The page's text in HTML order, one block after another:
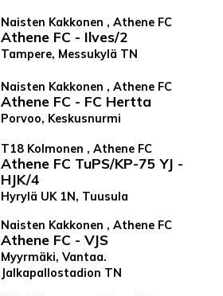
Naisten Kakkonen , Athene FC
Athene FC - Ilves/2
Tampere, Messukylä TN
Naisten Kakkonen , Athene FC
Athene FC - FC Hertta
Porvoo, Keskusnurmi
T18 Kolmonen , Athene FC
Athene FC TuPS/KP-75 YJ -
HJK/4
Hyrylä UK 1N, Tuusula
Naisten Kakkonen , Athene FC
Athene FC - VJS
Myyrmäki, Vantaa.
Jalkapallostadion TN